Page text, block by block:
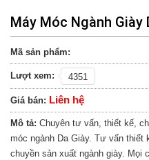
Máy Móc Ngành Giày
Mã sản phẩm:
Lượt xem: 4351
Giá bán: Liên hệ
Mô tả: Chuyên tư vấn, thiết kế,
móc ngành Da Giày. Tư vấn thiết
chuyền sản xuất ngành giày. Mọi